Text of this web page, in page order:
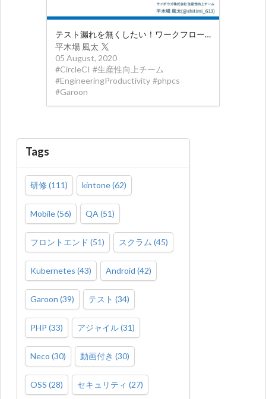
テスト漏れを無くしたい！ワークフロー単位でトリガーを自由に設定したい要望
平木場 風太
05 August, 2020
#CircleCI #生産性向上チーム
#EngineeringProductivity #phpcs
#Garoon
Tags
研修 (111) kintone(62)
Mobile(56) QA (51)
フロントエンド (51) スクラム (45)
Kubernetes (43) Android (42)
Garoon (39) テスト (34)
PHP (33) アジャイル(31)
Neco (30) 動画付き (30)
OSS (28) セキュリティ (27)